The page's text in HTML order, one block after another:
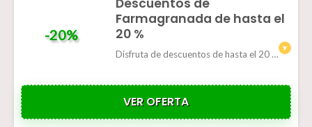
-20%
Farmagranada de hasta el
20 %
Disfruta de descuentos de hasta el 20 % en diversos productos de la tienda.
VER OFERTA